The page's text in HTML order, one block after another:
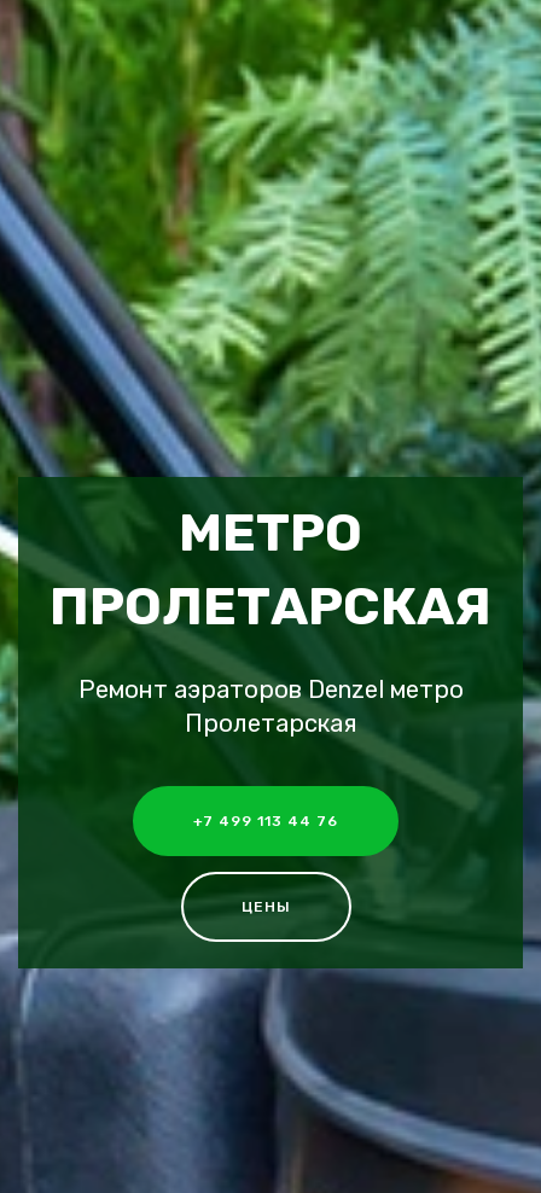
МЕТРО
ПРОЛЕТАРСКАЯ
Ремонт аэраторов Denzel метро
Пролетарская
+7 499 113 44 76
ЦЕНЫ